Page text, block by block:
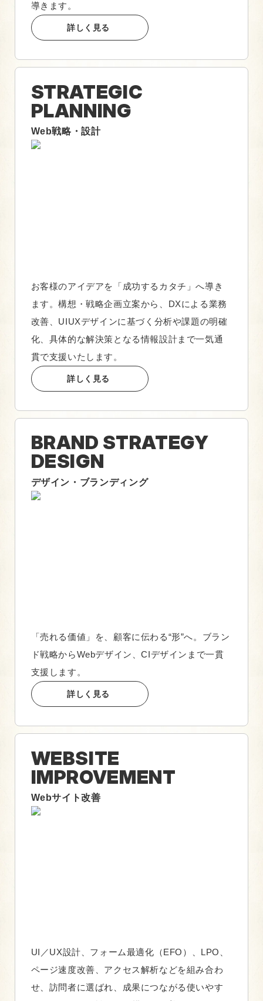
導きます。
詳しく見る
STRATEGIC
PLANNING
Web戦略・設計
お客様のアイデアを「成功するカタチ」へ導き
ます。構想・戦略企画立案から、DXによる業務
改善、UIUXデザインに基づく分析や課題の明確
化、具体的な解決策となる情報設計まで一気通
貫で支援いたします。
詳しく見る
BRAND STRATEGY
DESIGN
デザイン・ブランディング
「売れる価値」を、顧客に伝わる“形”へ。ブラン
ド戦略からWebデザイン、CIデザインまで一貫
支援します。
詳しく見る
WEBSITE
IMPROVEMENT
Webサイト改善
UI／UX設計、フォーム最適化（EFO）、LPO、
ページ速度改善、アクセス解析などを組み合わ
せ、訪問者に選ばれ、成果につながる使いやす